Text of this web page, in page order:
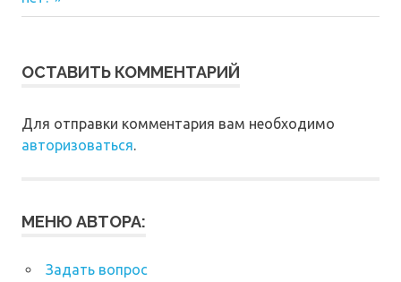
ОСТАВИТЬ КОММЕНТАРИЙ
Для отправки комментария вам необходимо
авторизоваться.
МЕНЮ АВТОРА:
Задать вопрос